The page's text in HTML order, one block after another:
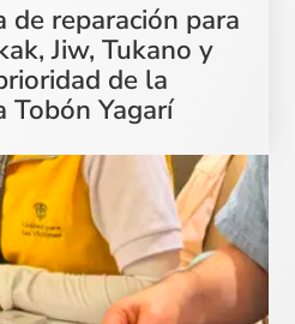
de reparación para
Jiw, Tukano y
de la
Tobón Yagarí